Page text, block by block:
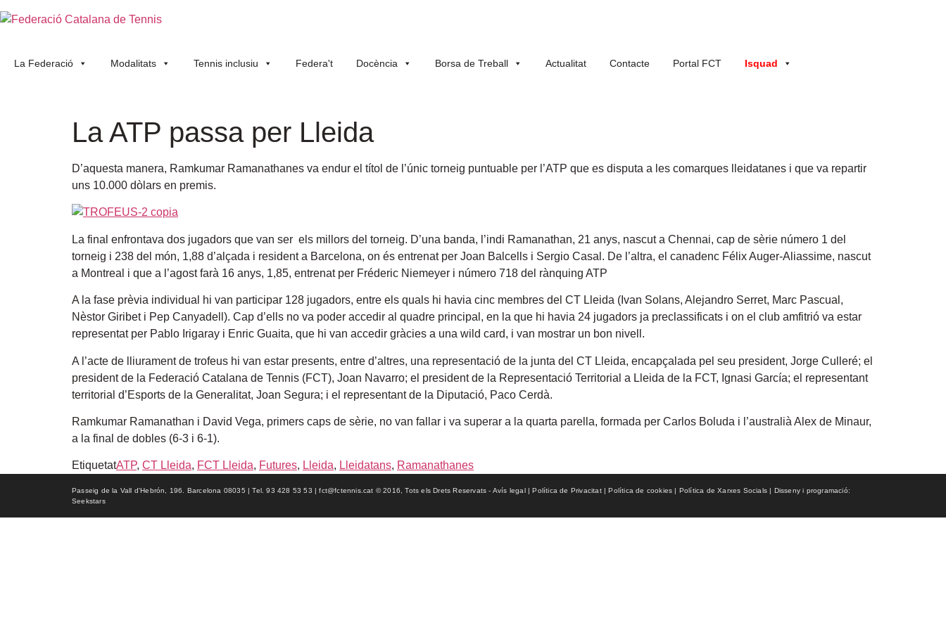
La Federació Modalitats Tennis inclusiu Federa't Docència Borsa de Treball Actualitat Contacte Portal FCT Isquad
La ATP passa per Lleida
D’aquesta manera, Ramkumar Ramanathanes va endur el títol de l’únic torneig puntuable per l’ATP que es disputa a les comarques lleidatanes i que va repartir
uns 10.000 dòlars en premis.
La final enfrontava dos jugadors que van ser els millors del torneig. D’una banda, l’indi Ramanathan, 21 anys, nascut a Chennai, cap de sèrie número 1 del
torneig i 238 del món, 1,88 d’alçada i resident a Barcelona, on és entrenat per Joan Balcells i Sergio Casal. De l’altra, el canadenc Félix Auger-Aliassime, nascut
a Montreal i que a l’agost farà 16 anys, 1,85, entrenat per Fréderic Niemeyer i número 718 del rànquing ATP
A la fase prèvia individual hi van participar 128 jugadors, entre els quals hi havia cinc membres del CT Lleida (Ivan Solans, Alejandro Serret, Marc Pascual,
Nèstor Giribet i Pep Canyadell). Cap d’ells no va poder accedir al quadre principal, en la que hi havia 24 jugadors ja preclassificats i on el club amfitrió va estar
representat per Pablo Irigaray i Enric Guaita, que hi van accedir gràcies a una wild card, i van mostrar un bon nivell.
A l’acte de lliurament de trofeus hi van estar presents, entre d’altres, una representació de la junta del CT Lleida, encapçalada pel seu president, Jorge Culleré; el
president de la Federació Catalana de Tennis (FCT), Joan Navarro; el president de la Representació Territorial a Lleida de la FCT, Ignasi García; el representant
territorial d’Esports de la Generalitat, Joan Segura; i el representant de la Diputació, Paco Cerdà.
Ramkumar Ramanathan i David Vega, primers caps de sèrie, no van fallar i va superar a la quarta parella, formada per Carlos Boluda i l’australià Alex de Minaur,
a la final de dobles (6-3 i 6-1).
EtiquetatATP, CT Lleida, FCT Lleida, Futures, Lleida, Lleidatans, Ramanathanes
Passeig de la Vall d'Hebrón, 196. Barcelona 08035 | Tel. 93 428 53 53 | fct@fctennis.cat © 2016, Tots els Drets Reservats - Avís legal | Política de Privacitat | Política de cookies | Política de Xarxes Socials | Disseny i programació:
Seekstars